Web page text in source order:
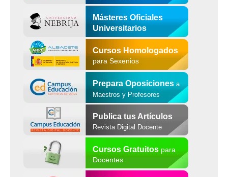
Másteres Oficiales
Universitarios
Cursos Homologados
para Sexenios
Prepara Oposiciones a
Maestros y Profesores
Publica tus Artículos
Revista Digital Docente
Cursos Gratuitospara
Docentes